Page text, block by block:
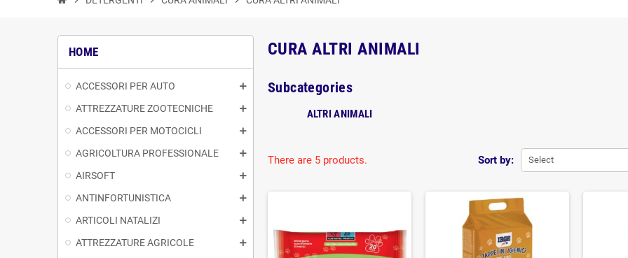
HOME
ACCESSORI PER AUTO
ATTREZZATURE ZOOTECNICHE
ACCESSORI PER MOTOCICLI
AGRICOLTURA PROFESSIONALE
AIRSOFT
ANTINFORTUNISTICA
ARTICOLI NATALIZI
ATTREZZATURE AGRICOLE
CURA ALTRI ANIMALI
Subcategories
ALTRI ANIMALI
Sort by: Select
There are 5 products.